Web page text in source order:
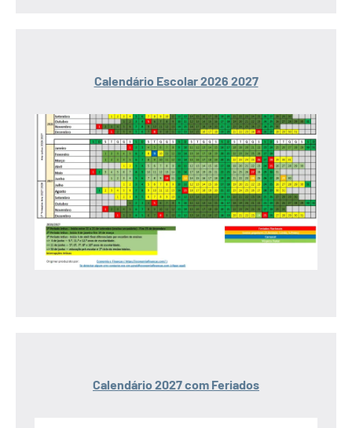
Calendário Escolar 2026 2027
Calendário 2027 com Feriados